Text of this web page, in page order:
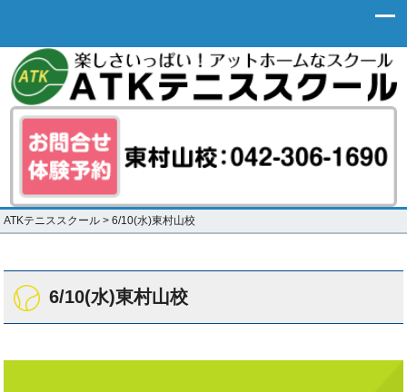
ATKテニススクール >6/10(水)東村山校
6/10(水)東村山校